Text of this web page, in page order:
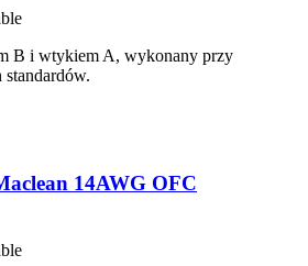
B i wtykiem A, wykonany przy
14AWG OFC